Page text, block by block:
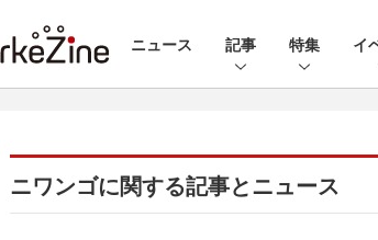
ニュース 記事 特集 イ
ニワンゴに関する記事とニュース